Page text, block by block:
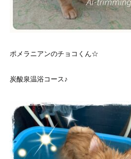
ポメラニアンのチョコくん☆
炭酸泉温浴コース♪